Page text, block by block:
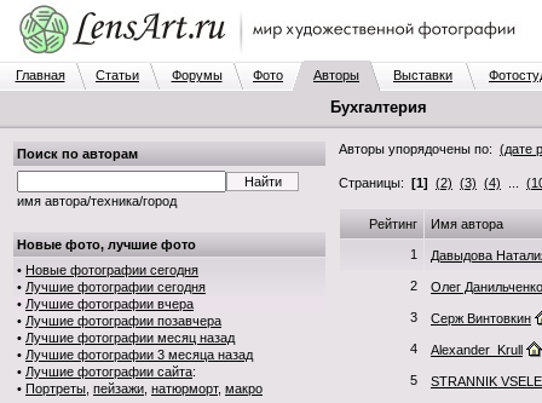
Главная Статьи Форумы Фото Авторы Выставки
Бухгалтерия
Поиск по авторам
имя автора/техника/город
Новые фото, лучшие фото
• Новые фотографии сегодня
• Лучшие фотографии сегодня
• Лучшие фотографии вчера
• Лучшие фотографии позавчера
• Лучшие фотографии месяц назад
• Лучшие фотографии 3 месяца назад
• Лучшие фотографии сайта:
• Портреты пейзажи натюрморт, макро
Авторы упорядочены по: (дате
Страницы: [1] (2) (3) (4)
Рейтинг Имя автора
1 Давыдова
2 Олег Данильченко
3 Серж Винтовкин
4 Alexander_Krull
5 STRANNIK